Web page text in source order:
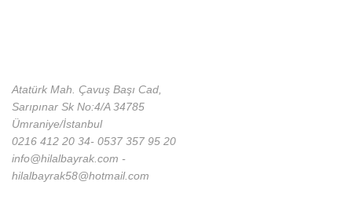
Atatürk Mah. Çavuş Başı Cad,
Sarıpınar Sk No:4/A 34785
Ümraniye/İstanbul
0216 412 20 34- 0537 357 95 20
info@hilalbayrak.com -
hilalbayrak58@hotmail.com